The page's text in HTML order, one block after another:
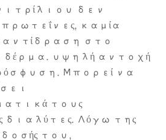
δεν
καμία
στο
υψηλή αντοχή
Μπορεί να
τους
Λόγω της
του,